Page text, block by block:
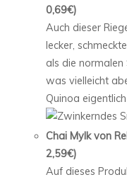
0,69€)
Auch dieser
lecker,
als die normalen
was vielleicht
Quinoa
Chai Mylk von
2,59€)
Auf dieses